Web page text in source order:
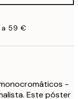
a 59 €
-
Este póster